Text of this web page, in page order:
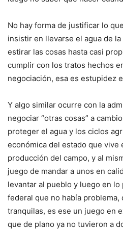
No hay forma de justificar lo
insistir en llevarse el agua de
estirar las cosas hasta casi
cumplir con los tratos hechos
negociación, esa es estupidez
Y algo similar ocurre con la
negociar “otras cosas” a
proteger el agua y los ciclos
económica del estado que vive
producción del campo, y al
juego de mandar a unos en
levantar al pueblo y luego en
federal que no había problema,
tranquilas, es ese un juego en
que de plano ya no tuvieron a